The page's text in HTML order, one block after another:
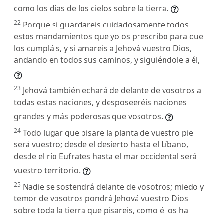
como los días de los cielos sobre la tierra.
22 Porque si guardareis cuidadosamente todos
estos mandamientos que yo os prescribo para que
los cumpláis, y si amareis a Jehová vuestro Dios,
andando en todos sus caminos, y siguiéndole a él,
23 Jehová también echará de delante de vosotros a
todas estas naciones, y desposeeréis naciones
grandes y más poderosas que vosotros.
24 Todo lugar que pisare la planta de vuestro pie
será vuestro; desde el desierto hasta el Líbano,
desde el río Eufrates hasta el mar occidental será
vuestro territorio.
25 Nadie se sostendrá delante de vosotros; miedo y
temor de vosotros pondrá Jehová vuestro Dios
sobre toda la tierra que pisareis, como él os ha